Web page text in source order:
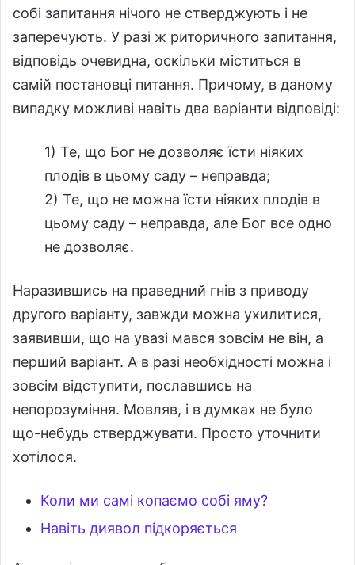
собі запитання нічого не стверджують і не
заперечують. У разі ж риторичного запитання,
відповідь очевидна, оскільки міститься в
самій постановці питання. Причому, в даному
випадку можливі навіть два варіанти відповіді:
1) Те, що Бог не дозволяє їсти ніяких
плодів в цьому саду – неправда;
2) Те, що не можна їсти ніяких плодів в
цьому саду – неправда, але Бог все одно
не дозволяє.
Наразившись на праведний гнів з приводу
другого варіанту, завжди можна ухилитися,
заявивши, що на увазі мався зовсім не він, а
перший варіант. А в разі необхідності можна і
зовсім відступити, пославшись на
непорозуміння. Мовляв, і в думках не було
що-небудь стверджувати. Просто уточнити
хотілося.
Коли ми самі копаємо собі яму?
Навіть диявол підкоряється